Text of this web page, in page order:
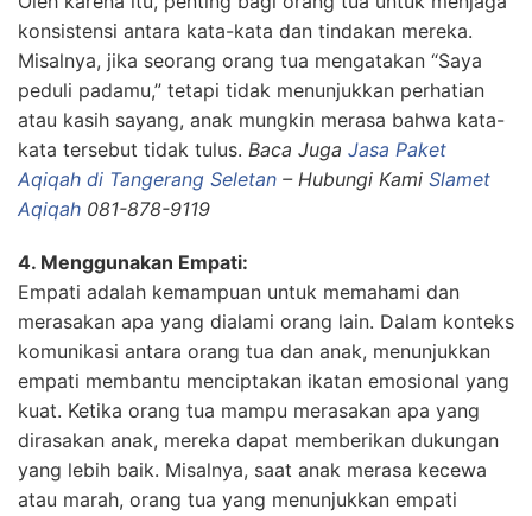
konsistensi antara kata-kata dan tindakan mereka.
Misalnya, jika seorang orang tua mengatakan “Saya
peduli padamu,” tetapi tidak menunjukkan perhatian
atau kasih sayang, anak mungkin merasa bahwa kata-
kata tersebut tidak tulus. Baca Juga Jasa Paket
Aqiqah di Tangerang Seletan – Hubungi Kami Slamet
Aqiqah 081-878-9119
4. Menggunakan Empati:
Empati adalah kemampuan untuk memahami dan
merasakan apa yang dialami orang lain. Dalam konteks
komunikasi antara orang tua dan anak, menunjukkan
empati membantu menciptakan ikatan emosional yang
kuat. Ketika orang tua mampu merasakan apa yang
dirasakan anak, mereka dapat memberikan dukungan
yang lebih baik. Misalnya, saat anak merasa kecewa
atau marah, orang tua yang menunjukkan empati